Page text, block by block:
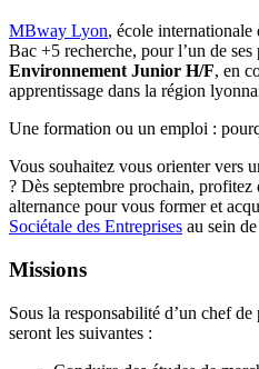
MBway Lyon, école internationale
Bac +5 recherche, pour l’un de ses
Environnement Junior H/F, en
apprentissage dans la région
Une formation ou un emploi :
Vous souhaitez vous orienter vers
? Dès septembre prochain, profitez
alternance pour vous former et
Sociétale des Entreprises au sein
Missions
Sous la responsabilité d’un chef
seront les suivantes :